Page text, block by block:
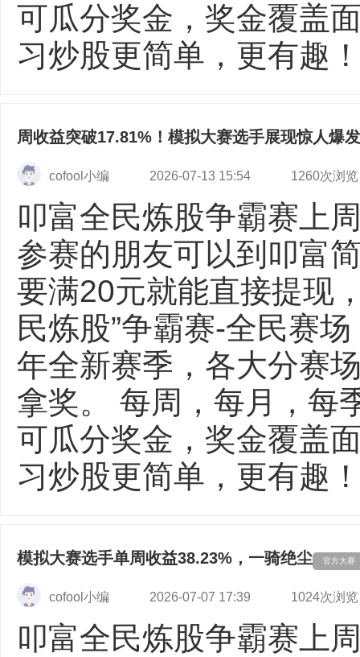
可瓜分奖金，奖金覆盖
习炒股更简单，更有趣
周收益突破17.81%！模拟大赛选手展现惊人爆
cofool小编 2026-07-13 15:54 1260次浏览
叩富全民炼股争霸赛上
参赛的朋友可以到叩富
要满20元就能直接提现
民炼股”争霸赛-全民赛
年全新赛季，各大分赛
拿奖。 每周，每月，每
可瓜分奖金，奖金覆盖
习炒股更简单，更有趣
模拟大赛选手单周收益38.23%，一骑绝尘 官方大赛
cofool小编 2026-07-07 17:39 1024次浏览
叩富全民炼股争霸赛上